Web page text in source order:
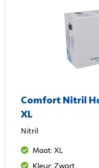
Comfort Nitril
XL
Nitril
Maat: XL